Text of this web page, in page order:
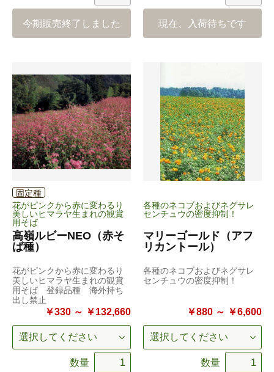
今期販売終了しました 現在、入荷待ちです
固定種
花がピンクから赤に変わるり
美しいヒマラヤ生まれの観賞
用そば
高嶺ルビーNEO（赤そ
ば種）
花がピンクから赤に変わるり
美しいヒマラヤ生まれの観賞
用そば 登録品種 海外持ち
出し禁止
￥330 ～ ￥132,660
数量
各種のネコブおよびネグサレ
センチュウの密度抑制！
マリーゴールド（アフ
リカントール）
各種のネコブおよびネグサレ
センチュウの密度抑制！
￥880 ～ ￥6,600
数量